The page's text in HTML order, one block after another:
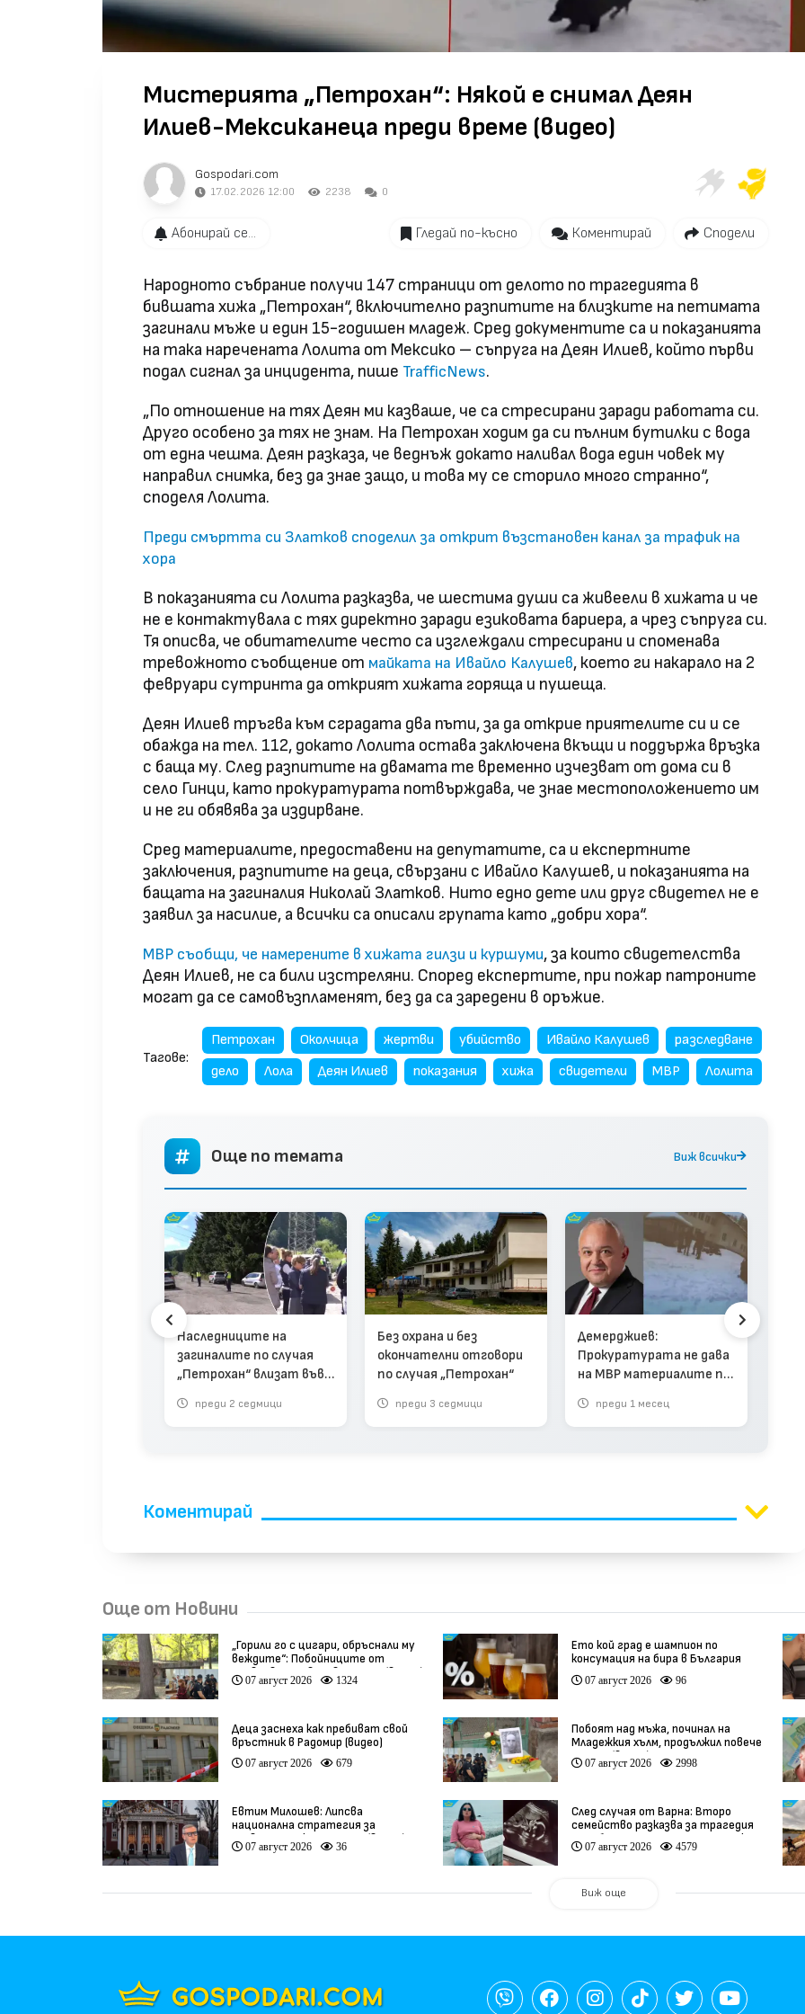
Мистерията „Петрохан“: Някой е снимал Деян
Илиев-Мексиканеца преди време (видео)
Gospodari.com
17.02.2026 12:00 2238 0
Абонирай се... Гледай по-късно Коментирай Сподели
Народното събрание получи 147 страници от делото по трагедията в
бившата хижа „Петрохан“, включително разпитите на близките на петимата
загинали мъже и един 15-годишен младеж. Сред документите са и показанията
на така наречената Лолита от Мексико – съпруга на Деян Илиев, който първи
подал сигнал за инцидента, пише TrafficNews.
„По отношение на тях Деян ми казваше, че са стресирани заради работата си.
Друго особено за тях не знам. На Петрохан ходим да си пълним бутилки с вода
от една чешма. Деян разказа, че веднъж докато наливал вода един човек му
направил снимка, без да знае защо, и това му се сторило много странно“,
споделя Лолита.
Преди смъртта си Златков споделил за открит възстановен канал за трафик на
хора
В показанията си Лолита разказва, че шестима души са живеели в хижата и че
не е контактувала с тях директно заради езиковата бариера, а чрез съпруга си.
Тя описва, че обитателите често са изглеждали стресирани и споменава
тревожното съобщение от майката на Ивайло Калушев, което ги накарало на 2
февруари сутринта да открият хижата горяща и пушеща.
Деян Илиев тръгва към сградата два пъти, за да открие приятелите си и се
обажда на тел. 112, докато Лолита остава заключена вкъщи и поддържа връзка
с баща му. След разпитите на двамата те временно изчезват от дома си в
село Гинци, като прокуратурата потвърждава, че знае местоположението им
и не ги обявява за издирване.
Сред материалите, предоставени на депутатите, са и експертните
заключения, разпитите на деца, свързани с Ивайло Калушев, и показанията на
бащата на загиналия Николай Златков. Нито едно дете или друг свидетел не е
заявил за насилие, а всички са описали групата като „добри хора“.
МВР съобщи, че намерените в хижата гилзи и куршуми, за които свидетелства
Деян Илиев, не са били изстреляни. Според експертите, при пожар патроните
могат да се самовъзпламенят, без да са заредени в оръжие.
Тагове:
Петрохан Околчица жертви убийство Ивайло Калушев
разследване
дело
Лола Деян Илиев показания хижа свидетели МВР Лолита
Още по темата Виж всички
Наследниците на
загиналите по случая
„Петрохан“ влизат във
(видео)
преди 2 седмици
Без охрана и без
окончателни отговори
по случая „Петрохан“
преди 3 седмици
Демерджиев:
Прокуратурата не дава
на МВР материалите по
(видео)
преди 1 месец
Коментирай
Още от Новини
„Горили го с цигари, обръснали му
веждите“: Побойниците от
Пловдив остават в ареста (видео)
07 август 2026 1324
Ето кой град е шампион по
консумация на бира в България
07 август 2026 96
Деца заснеха как пребиват свой
връстник в Радомир (видео)
07 август 2026 679
Побоят над мъжа, починал на
Младежкия хълм, продължил повече
от час (видео)
07 август 2026 2998
Евтим Милошев: Липсва
национална стратегия за
развитие на културата (видео)
07 август 2026 36
След случая от Варна: Второ
семейство разказва за трагедия
след бременност при същия лекар
(видео)
07 август 2026 4579
Виж още